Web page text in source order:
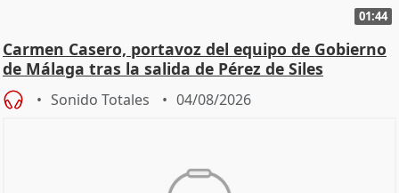
01:44
Carmen Casero, portavoz del equipo de Gobierno
de Málaga tras la salida de Pérez de Siles
Sonido Totales 04/08/2026